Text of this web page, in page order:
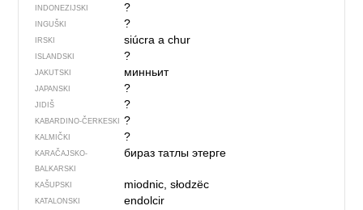
INDONEZIJSKI ?
INGUŠKI ?
IRSKI siúcra a chur
ISLANDSKI ?
JAKUTSKI минньит
JAPANSKI ?
JIDIŠ ?
KABARDINO-ČERKESKI ?
KALMIČKI ?
KARAČAJSKO-
BALKARSKI
бираз татлы этер­ге
KAŠUPSKI miodnic, słodzëc
KATALONSKI endolcir